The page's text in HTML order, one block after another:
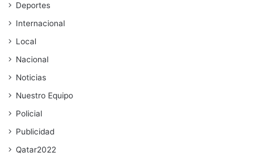
Deportes
Internacional
Local
Nacional
Noticias
Nuestro Equipo
Policial
Publicidad
Qatar2022